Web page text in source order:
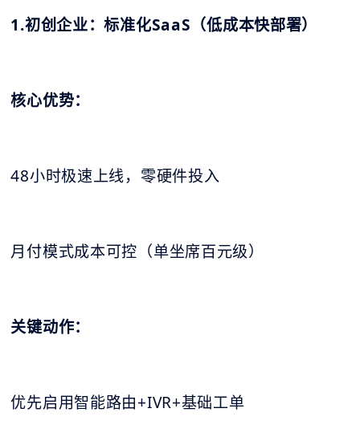
1.初创企业：标准化SaaS（低成本快部署）
核心优势：
48小时极速上线，零硬件投入
月付模式成本可控（单坐席百元级）
关键动作：
优先启用智能路由+IVR+基础工单